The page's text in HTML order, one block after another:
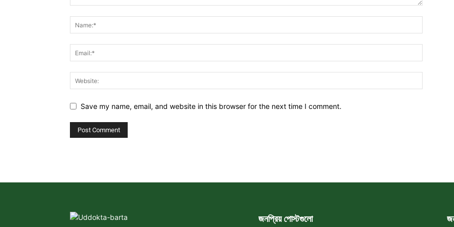
Save my name, email, and website in this browser for the next time I comment.
জনপ্রিয় পোস্টগুলো